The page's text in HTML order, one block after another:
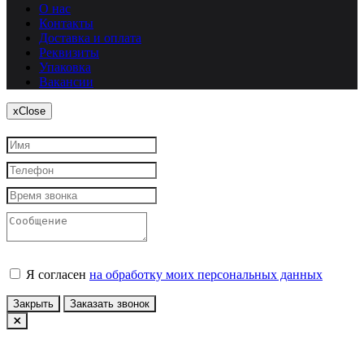
О нас
Контакты
Доставка и оплата
Реквизиты
Упаковка
Вакансии
xClose
Я согласен на обработку моих персональных данных
Закрыть Заказать звонок